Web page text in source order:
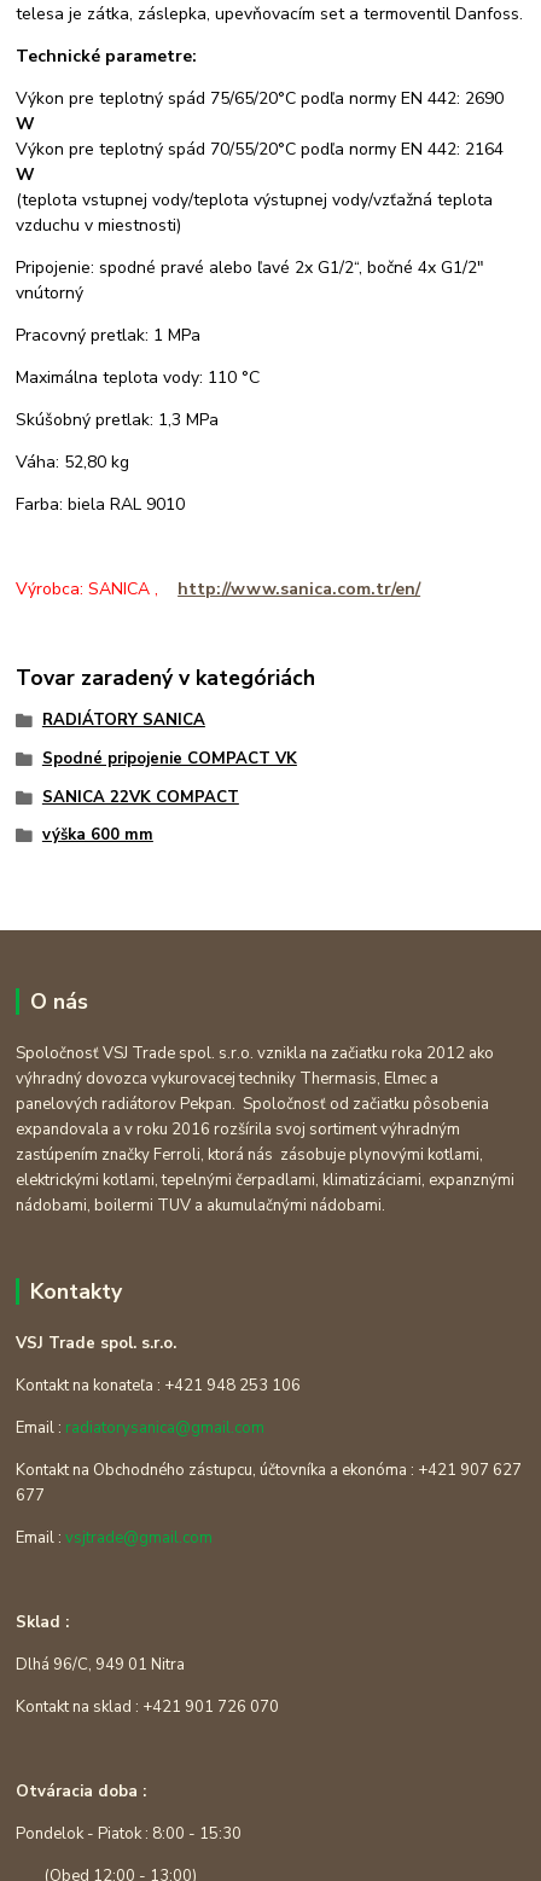
telesa je zátka, záslepka, upevňovacím set a termoventil Danfoss.
Technické parametre:
Výkon pre teplotný spád 75/65/20°C podľa normy EN 442: 2690
W
Výkon pre teplotný spád 70/55/20°C podľa normy EN 442: 2164
W
(teplota vstupnej vody/teplota výstupnej vody/vzťažná teplota
vzduchu v miestnosti)
Pripojenie: spodné pravé alebo ľavé 2x G1/2“, bočné 4x G1/2"
vnútorný
Pracovný pretlak: 1 MPa
Maximálna teplota vody: 110 °C
Skúšobný pretlak: 1,3 MPa
Váha: 52,80 kg
Farba: biela RAL 9010
Výrobca: SANICA , http://www.sanica.com.tr/en/
Tovar zaradený v kategóriách
RADIÁTORY SANICA
Spodné pripojenie COMPACT VK
SANICA 22VK COMPACT
výška 600 mm
O nás
Spoločnosť VSJ Trade spol. s.r.o. vznikla na začiatku roka 2012 ako
výhradný dovozca vykurovacej techniky Thermasis, Elmec a
panelových radiátorov Pekpan. Spoločnosť od začiatku pôsobenia
expandovala a v roku 2016 rozšírila svoj sortiment výhradným
zastúpením značky Ferroli, ktorá nás zásobuje plynovými kotlami,
elektrickými kotlami, tepelnými čerpadlami, klimatizáciami, expanznými
nádobami, boilermi TUV a akumulačnými nádobami.
Kontakty
VSJ Trade spol. s.r.o.
Kontakt na konateľa : +421 948 253 106
Email : radiatorysanica@gmail.com
Kontakt na Obchodného zástupcu, účtovníka a ekonóma : +421 907 627
677
Email :vsjtrade@gmail.com
Sklad :
Dlhá 96/C, 949 01 Nitra
Kontakt na sklad : +421 901 726 070
Otváracia doba :
Pondelok - Piatok : 8:00 - 15:30
(Obed 12:00 - 13:00)